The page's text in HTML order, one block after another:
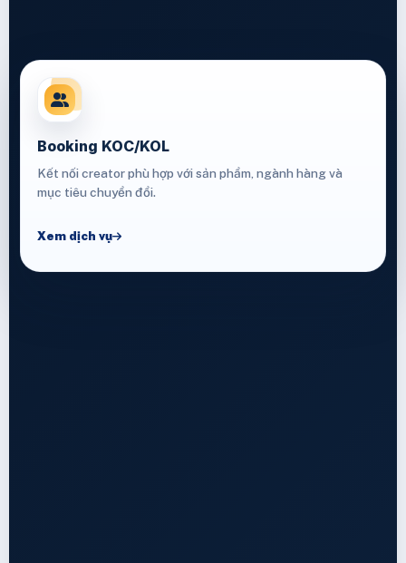
Booking KOC/KOL
Kết nối creator phù hợp với sản phẩm, ngành hàng và
mục tiêu chuyển đổi.
Xem dịch vụ